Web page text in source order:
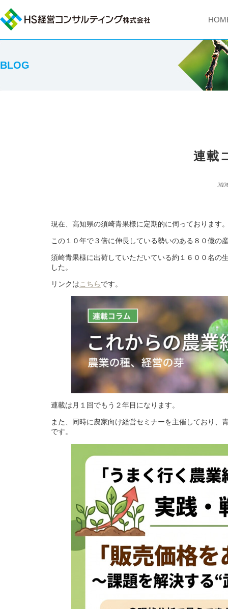
BLOG
連載
現在、高知県の須崎青果様に定期的に伺っております
この１０年で３倍に伸長している勢いのある８０億の
須崎青果様に出荷していただいている約１６００名の
した。
リンクはこちらです。
連載は月１回でもう２年目になります。
また、同時に農家向け経営セミナーを主催しており
です。